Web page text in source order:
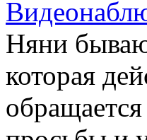
Няни
которая